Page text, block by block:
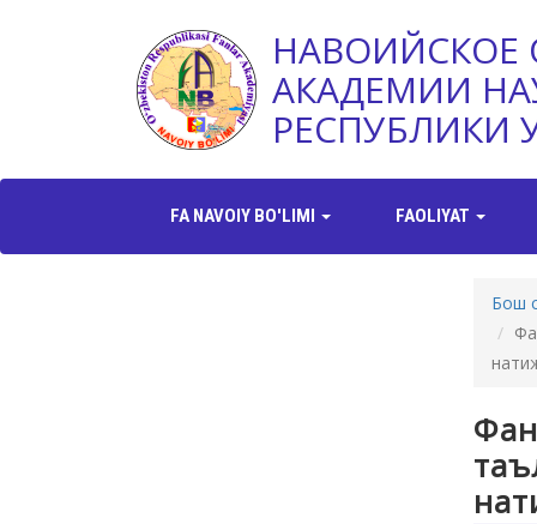
НАВОИЙСКОЕ
АКАДЕМИИ
РЕСПУБЛИКИ
FA NAVOIY BO'LIMI FAOLIYAT
Бош